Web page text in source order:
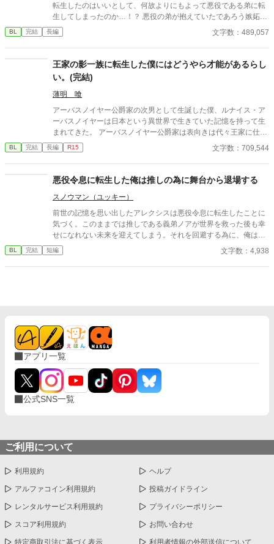
転生したのはいいとして、何故よりにもよって悪役である弟に転
生してしまったのか…！？ 悪役の弟が抱えていたであろう嫉妬に
抗いつつ転生生活を過ごす物語。
BL 完結 長編 文字数：489,057
王家の影一族に転生した僕にはどうやら才能があるらし
い。(完結)
薄明 喰
アーバスノイヤー公爵家の次男として生誕した僕、ルナイス・ア
ーバスノイヤーは日本という異世界で生きていた記憶を持って生
まれてきた。 アーバスノイヤー公爵家は表向きは代々王家に仕え
る近衛騎士として名を挙げている一族であるが、実は陰で王家に
牙を向ける者達の処分や面倒ごとを片付ける暗躍一族なのだ。 そ
けど…前世でなんの才もなくぼんやりと生きてきた僕には無理で
すよ！！ え？ 僕には暗躍一族としての才能に恵まれている！？
※すべてフィクションであり実在する物、人、言語とは異なるこ
とをご了承ください。 色んな国の言葉をMIXさせています。 本
作は皆様の暖かな支援のおかげで第13回BL大賞にて学園BL賞を
受賞いたしました！ 心よりお礼申し上げます。 ただ今、感謝の番
くださいませ
BL 完結 長編 R15 文字数：709,544
悪役令息に転生した俺は推しの為に舞台から退場する
スノウマン（ユッキー）
前世の記憶を思い出したアレクシスは悪役令息に転生したことに
気づく。このままでは推しである義弟ノアが世界を救った後も幸
せになれない未来を迎えてしまう。それを回避する為に、俺は舞
台から退場することを選んだ。全てを燃やし尽くす事で。 そんな
俺の行動によってノアが俺に執着することになるとも知らずに。
BL 完結 短編 文字数：4,938
アプリ一覧
公式SNS一覧
ご利用について
利用規約 ヘルプ
アルファコイン利用規約 投稿ガイドライン
レンタルサービス利用規約 プライバシーポリシー
スコア利用規約 お問い合わせ
特定商取引法に基づく表示 利用者情報の外部送信について